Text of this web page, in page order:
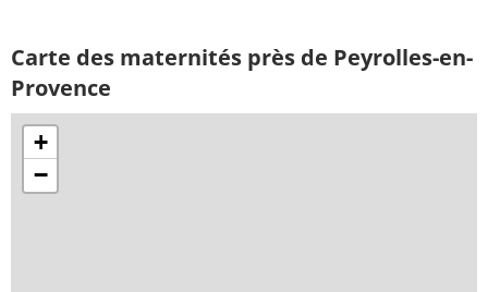
Carte des maternités près de Peyrolles-en-
Provence
+
−